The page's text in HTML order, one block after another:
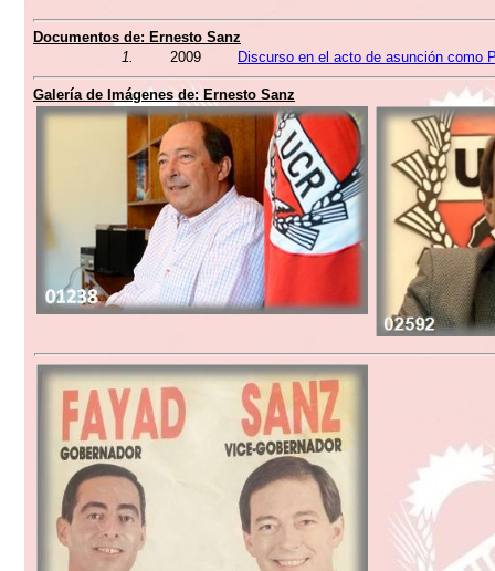
Documentos de: Ernesto Sanz
1.
2009 Discurso en el acto de asunción como
Galería de Imágenes de: Ernesto Sanz